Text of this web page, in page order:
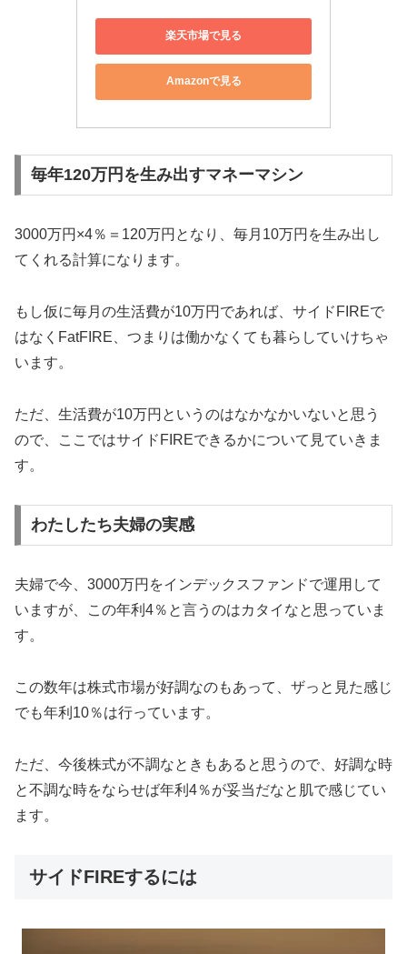
楽天市場で見る
Amazonで見る
毎年120万円を生み出すマネーマシン
3000万円×4％＝120万円となり、毎月10万円を生み出し
てくれる計算になります。
もし仮に毎月の生活費が10万円であれば、サイドFIREで
はなくFatFIRE、つまりは働かなくても暮らしていけちゃ
います。
ただ、生活費が10万円というのはなかなかいないと思う
ので、ここではサイドFIREできるかについて見ていきま
す。
わたしたち夫婦の実感
夫婦で今、3000万円をインデックスファンドで運用して
いますが、この年利4％と言うのはカタイなと思っていま
す。
この数年は株式市場が好調なのもあって、ザっと見た感じ
でも年利10％は行っています。
ただ、今後株式が不調なときもあると思うので、好調な時
と不調な時をならせば年利4％が妥当だなと肌で感じてい
ます。
サイドFIREするには